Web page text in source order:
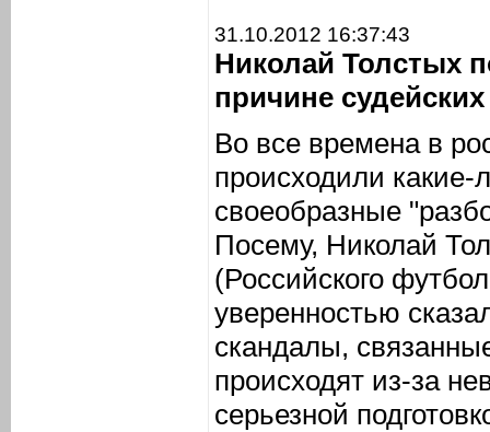
31.10.2012 16:37:43
Николай Толстых
причине
Во все времена в
происходили
своеобразные
Посему, Николай
(Российского
уверенностью
скандалы,
происходят из-за
серьезной